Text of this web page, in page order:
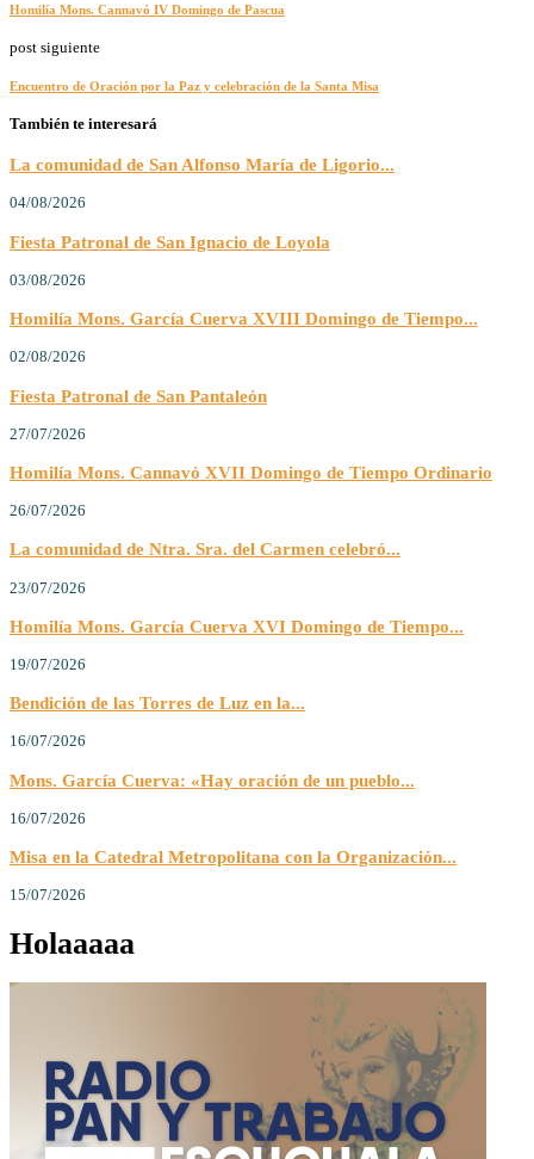
Homilía Mons. Cannavó IV Domingo de Pascua
post siguiente
Encuentro de Oración por la Paz y celebración de la Santa Misa
También te interesará
La comunidad de San Alfonso María de Ligorio...
04/08/2026
Fiesta Patronal de San Ignacio de Loyola
03/08/2026
Homilía Mons. García Cuerva XVIII Domingo de Tiempo...
02/08/2026
Fiesta Patronal de San Pantaleón
27/07/2026
Homilía Mons. Cannavó XVII Domingo de Tiempo Ordinario
26/07/2026
La comunidad de Ntra. Sra. del Carmen celebró...
23/07/2026
Homilía Mons. García Cuerva XVI Domingo de Tiempo...
19/07/2026
Bendición de las Torres de Luz en la...
16/07/2026
Mons. García Cuerva: «Hay oración de un pueblo...
16/07/2026
Misa en la Catedral Metropolitana con la Organización...
15/07/2026
Holaaaaa